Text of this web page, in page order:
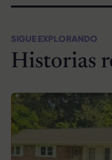
SIGUE EXPLORANDO
Historias